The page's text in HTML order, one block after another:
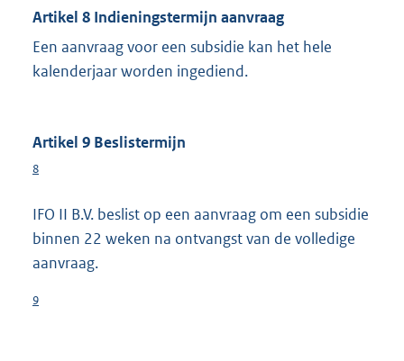
Artikel 8 Indieningstermijn aanvraag
Een aanvraag voor een subsidie kan het hele
kalenderjaar worden ingediend.
Artikel 9 Beslistermijn
8
IFO II B.V. beslist op een aanvraag om een subsidie
binnen 22 weken na ontvangst van de volledige
aanvraag.
9